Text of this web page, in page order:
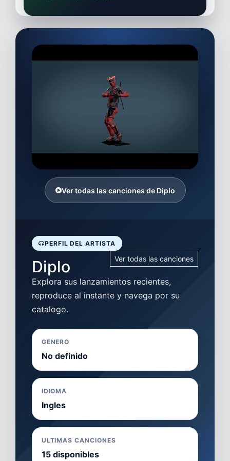
Ver todas las canciones de Diplo
PERFIL DEL ARTISTA
Diplo Ver todas las canciones
Explora sus lanzamientos recientes,
reproduce al instante y navega por su
catalogo.
GENERO
No definido
IDIOMA
Ingles
ULTIMAS CANCIONES
15 disponibles